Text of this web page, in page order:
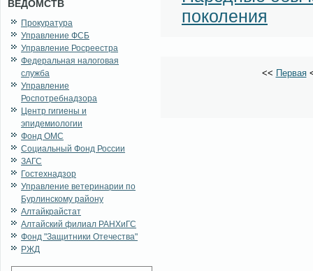
ВЕДОМСТВ
Прокуратура
Управление ФСБ
Управление Росреестра
Федеральная налоговая
служба
Управление
Роспотребнадзора
Центр гигиены и
эпидемиологии
Фонд ОМС
Социальный Фонд России
ЗАГС
Гостехнадзор
Управление ветеринарии по
Бурлинскому району
Алтайкрайстат
Алтайский филиал РАНХиГС
Фонд "Защитники Отечества"
РЖД
поколения
<< Первая